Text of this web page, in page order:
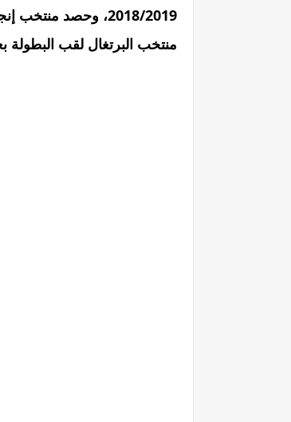
2018/2019، وحصد
منتخب البرتغال لقب البطولة